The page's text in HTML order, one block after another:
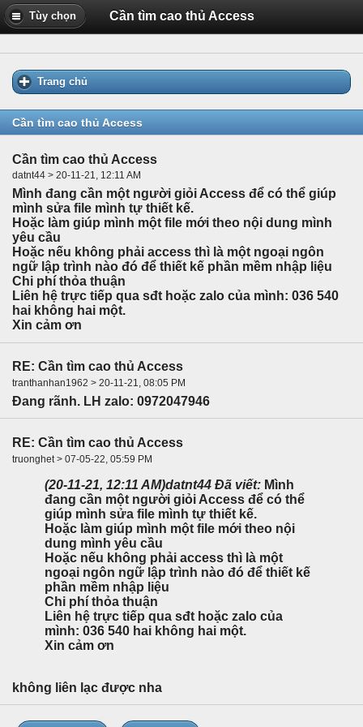
Tùy chọn Cần tìm cao thủ Access
Trang chủ
Cần tìm cao thủ Access
Cần tìm cao thủ Access
datnt44 > 20-11-21, 12:11 AM
Mình đang cần một người giỏi Access để có thể giúp
mình sửa file mình tự thiết kế.
Hoặc làm giúp mình một file mới theo nội dung mình
yêu cầu
Hoặc nếu không phải access thì là một ngoại ngôn
ngữ lập trình nào đó để thiết kế phần mềm nhập liệu
Chi phí thỏa thuận
Liên hệ trực tiếp qua sđt hoặc zalo của mình: 036 540
hai không hai một.
Xin cảm ơn
RE: Cần tìm cao thủ Access
tranthanhan1962 > 20-11-21, 08:05 PM
Đang rãnh. LH zalo: 0972047946
RE: Cần tìm cao thủ Access
truonghet > 07-05-22, 05:59 PM
(20-11-21, 12:11 AM)datnt44 Đã viết: Mình
đang cần một người giỏi Access để có thể
giúp mình sửa file mình tự thiết kế.
Hoặc làm giúp mình một file mới theo nội
dung mình yêu cầu
Hoặc nếu không phải access thì là một
ngoại ngôn ngữ lập trình nào đó để thiết kế
phần mềm nhập liệu
Chi phí thỏa thuận
Liên hệ trực tiếp qua sđt hoặc zalo của
mình: 036 540 hai không hai một.
Xin cảm ơn
không liên lạc được nha